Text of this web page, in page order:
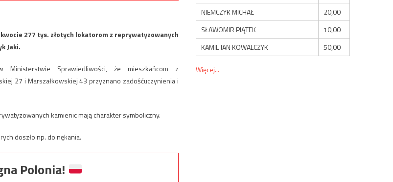
277 tys. złotych lokatorom z reprywatyzowanych
Jaki.
Ministerstwie Sprawiedliwości, że mieszkańcom z
27 i Marszałkowskiej 43 przyznano zadośćuczynienia i
kamienic mają charakter symboliczny.
doszło np. do nękania.
Polonia!
NIEMCZYK MICHAŁ
20,00
SŁAWOMIR PIĄTEK
10,00
KAMIL JAN KOWALCZYK
50,00
Więcej...